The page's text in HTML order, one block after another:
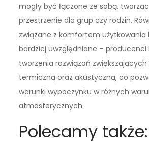
mogły być łączone ze sobą,
przestrzenie dla grup czy rodzin.
związane z komfortem użytkowania
bardziej uwzględniane –
tworzenia rozwiązań zwiększających
termiczną oraz akustyczną, co
warunki wypoczynku w różnych
atmosferycznych.
Polecamy także: